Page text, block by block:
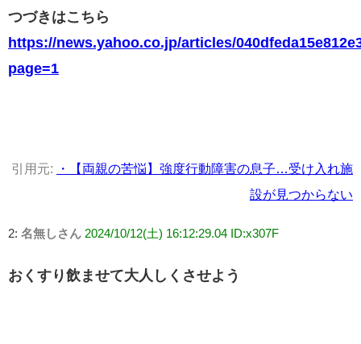
つづきはこちら
https://news.yahoo.co.jp/articles/
page=1
引用元:
・【両親の苦悩】強度行動障害の息子…受け入れ施
設が見つからない
2: 名無しさん 2024/10/12(土) 16:12:29.04 ID:x307F
おくすり飲ませて大人しくさせよう